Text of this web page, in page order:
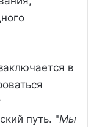
в
путь. "Мы